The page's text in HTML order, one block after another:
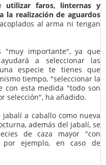
utilizar faros, linternas y
la realización de aguardos
al arma ni tengan
"muy importante", ya que
a seleccionar las
especie te tienes que
tiempo, "seleccionar la
con esta medida "todo son
selección", ha añadido.
a caballo como nueva
además del jabalí, se
de caza mayor "con
por ejemplo, en caso de